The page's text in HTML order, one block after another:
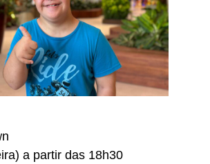
a partir das 18h30